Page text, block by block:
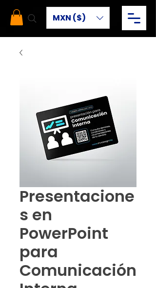
MXN ($)
Presentacione
s en
PowerPoint
para
Comunicación